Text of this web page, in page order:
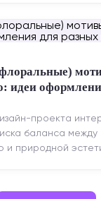
идеи
проекта
баланса между
и природной